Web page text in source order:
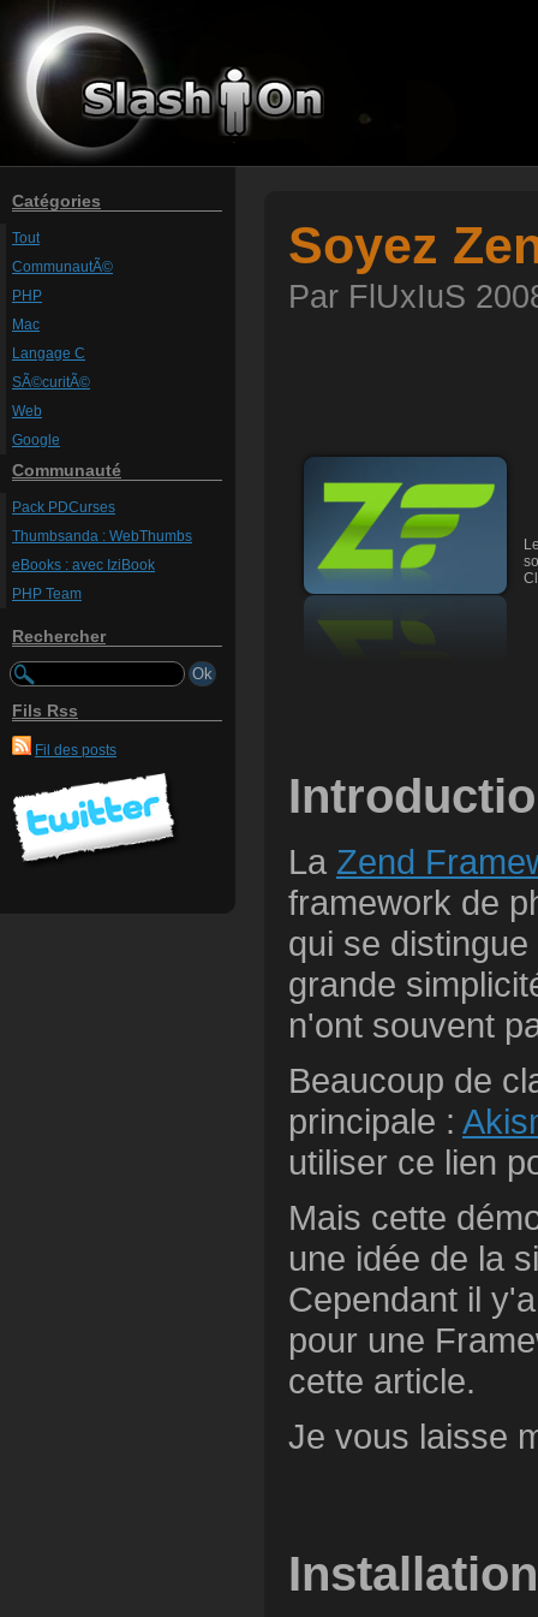
Catégories
Tout
CommunautÃ©
PHP
Mac
Langage C
SÃ©curitÃ©
Web
Google
Communauté
Pack PDCurses
Thumbsanda : WebThumbs
eBooks : avec IziBook
PHP Team
Rechercher
Fils Rss
Fil des posts
Soyez
Par FlUxIuS
La Zend
framework de
qui se
grande
n'ont souvent
Beaucoup de
principale :
utiliser ce lien
Mais cette
une idée de la
Cependant il
pour une
cette article.
Je vous laisse
Installation